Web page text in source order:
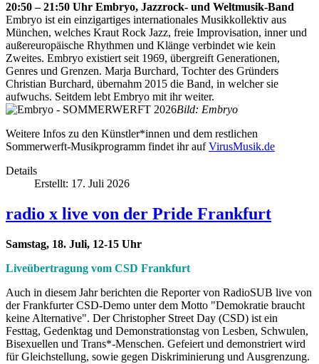
20:50 – 21:50 Uhr Embryo, Jazzrock- und Weltmusik-Band
Embryo ist ein einzigartiges internationales Musikkollektiv aus
München, welches Kraut Rock Jazz, freie Improvisation, inner und
außereuropäische Rhythmen und Klänge verbindet wie kein
Zweites. Embryo existiert seit 1969, übergreift Generationen,
Genres und Grenzen. Marja Burchard, Tochter des Gründers
Christian Burchard, übernahm 2015 die Band, in welcher sie
aufwuchs. Seitdem lebt Embryo mit ihr weiter.
Bild: Embryo
Weitere Infos zu den Künstler*innen und dem restlichen
Sommerwerft-Musikprogramm findet ihr aufVirusMusik.de
Details
Erstellt: 17. Juli 2026
radio x live von der Pride Frankfurt
Samstag, 18. Juli, 12-15 Uhr
Liveübertragung vom CSD Frankfurt
Auch in diesem Jahr berichten die Reporter von RadioSUB live von
der Frankfurter CSD-Demo unter dem Motto "Demokratie braucht
keine Alternative". Der Christopher Street Day (CSD) ist ein
Festtag, Gedenktag und Demonstrationstag von Lesben, Schwulen,
Bisexuellen und Trans*-Menschen. Gefeiert und demonstriert wird
für Gleichstellung, sowie gegen Diskriminierung und Ausgrenzung.